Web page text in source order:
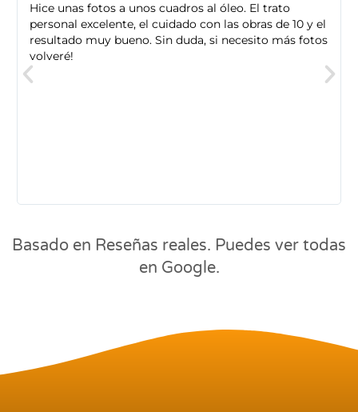
Hice unas fotos a unos cuadros al óleo. El trato
personal excelente, el cuidado con las obras de 10 y el
resultado muy bueno. Sin duda, si necesito más fotos
volveré!
Basado en Reseñas reales. Puedes ver todas
en Google.